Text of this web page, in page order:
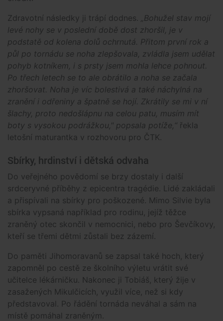
Zdravotní následky ji trápí dodnes. „Bohužel stav mojí
levé nohy se v poslední době dost zhoršil, je v
podstatě od kolena dolů ochrnutá. Přitom první rok a
půl po tornádu se noha zlepšovala, zvládla jsem udělat
pohyb kotníkem, i s prsty jsem mohla lehce pohnout.
Po třech letech se to ale obrátilo a noha se začala
zhoršovat. Noha je víc bolestivá a také náchylná na
zranění i odřeniny a špatně se hojí. Zkrátily se mi v ní
šlachy, proto nedošlápnu na celou patu, musím mít
boty s vysokou podrážkou," popsala potíže,“ řekla
letošní maturantka v rozhovoru pro ČTK.
Sbírky, hrdinství i dětská odvaha
Do veřejného povědomí se brzy dostaly i další
srdceryvné příběhy z epicentra tragédie. Lidé zakládali
a přispívali na sbírky pro poškozené. Mimo Silvie byla
sbírka vypsaná například pro rodinu, jejíž těžce
zraněný otec skončil v nemocnici, nebo pro Ševčíkovy,
kteří se třemi dětmi zůstali bez zázemí.
Do paměti Jihomoravanů se zapsal také hoch, který
zapomněl po cestě ze školního výletu vrátit své
učitelce lékárničku. Nakonec ji Tobiáš, který žije v
zasažených Mikulčicích, využil více, než si kdy
představoval. Po řádění tornáda neváhal a sám na
místě pomáhal zraněným.